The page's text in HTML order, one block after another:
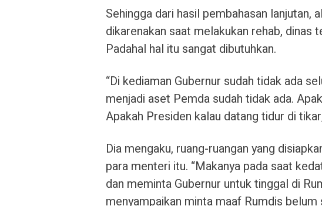
Sehingga dari hasil pembahasan lanjutan,
dikarenakan saat melakukan rehab, dinas
Padahal hal itu sangat dibutuhkan.
“Di kediaman Gubernur sudah tidak ada
menjadi aset Pemda sudah tidak ada.
Apakah Presiden kalau datang tidur di
Dia mengaku, ruang-ruangan yang
para menteri itu. “Makanya pada saat
dan meminta Gubernur untuk tinggal di
menyampaikan minta maaf Rumdis